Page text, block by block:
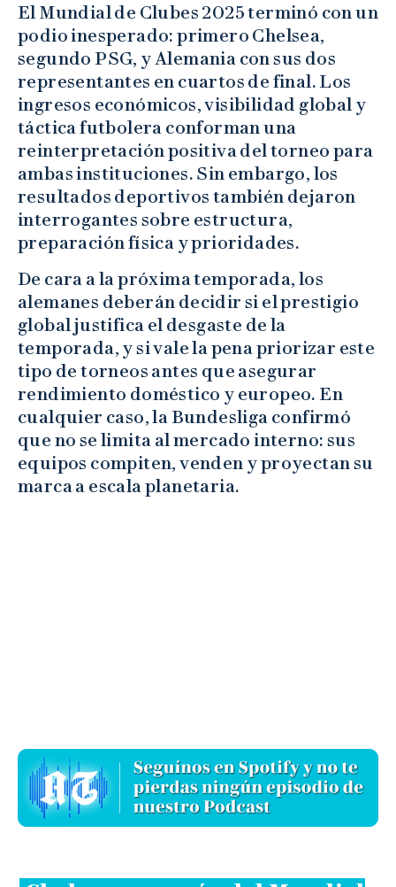
El Mundial de Clubes 2025 terminó con un
podio inesperado: primero Chelsea,
segundo PSG, y Alemania con sus dos
representantes en cuartos de final. Los
ingresos económicos, visibilidad global y
táctica futbolera conforman una
reinterpretación positiva del torneo para
ambas instituciones. Sin embargo, los
resultados deportivos también dejaron
interrogantes sobre estructura,
preparación física y prioridades.
De cara a la próxima temporada, los
alemanes deberán decidir si el prestigio
global justifica el desgaste de la
temporada, y si vale la pena priorizar este
tipo de torneos antes que asegurar
rendimiento doméstico y europeo. En
cualquier caso, la Bundesliga confirmó
que no se limita al mercado interno: sus
equipos compiten, venden y proyectan su
marca a escala planetaria.